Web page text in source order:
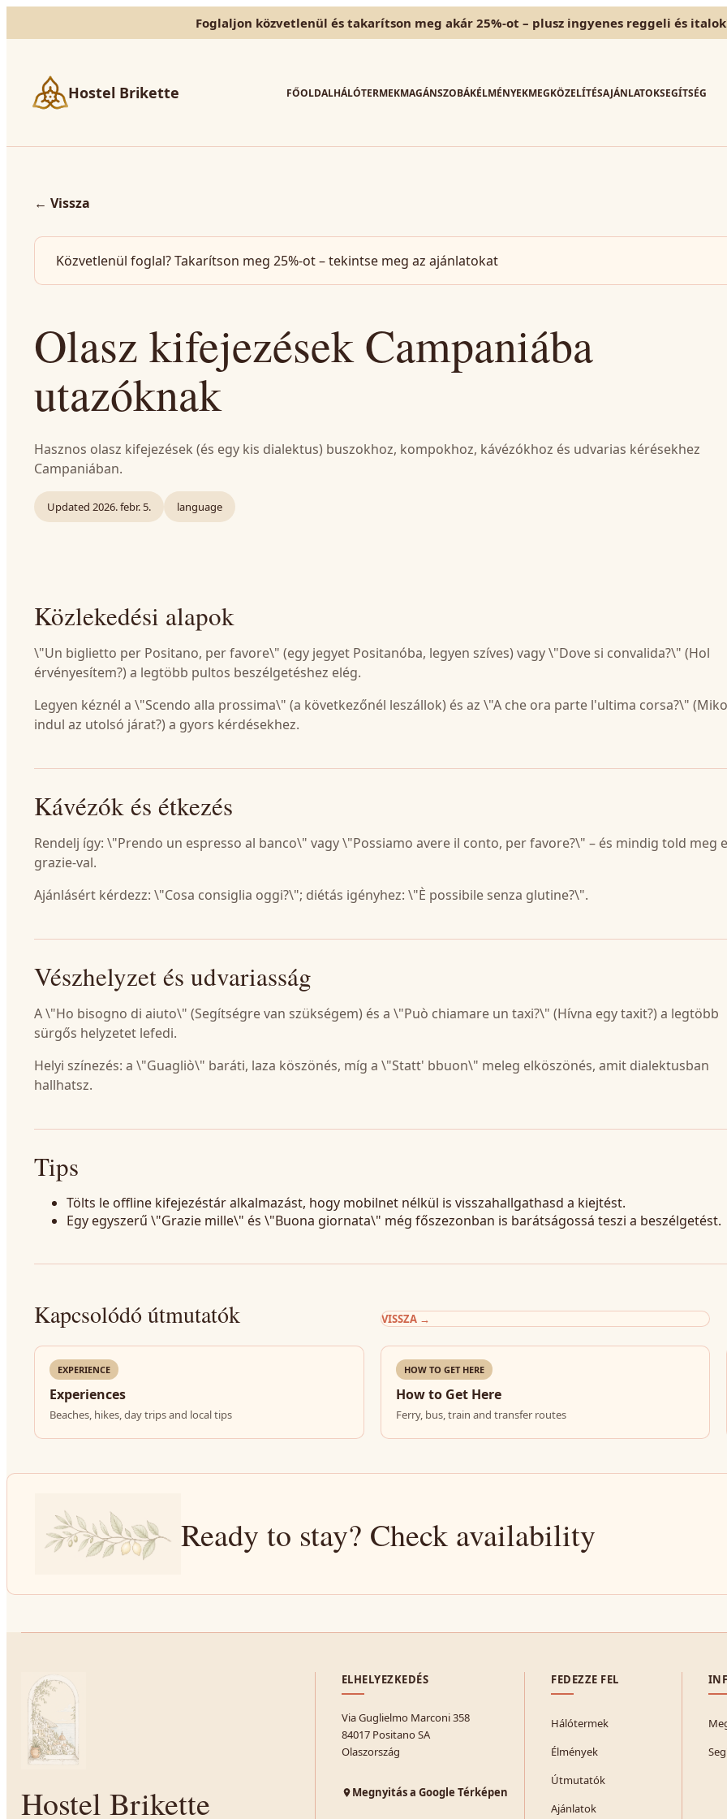
Foglaljon közvetlenül és takarítson meg akár 25%-ot – plusz ingyenes reggeli és
Hostel Brikette FŐOLDALHÁLÓTERMEKMAGÁNSZOBÁKÉLMÉNYEKMEGKÖZELÍTÉSAJÁNLATOKSEGÍTSÉG
← Vissza
Közvetlenül foglal? Takarítson meg 25%-ot – tekintse meg az ajánlatokat
Olasz kifejezések Campaniába
utazóknak
Hasznos olasz kifejezések (és egy kis dialektus) buszokhoz, kompokhoz, kávézókhoz és udvarias kérésekhez
Campaniában.
Updated 2026. febr. 5. language
Közlekedési alapok
\"Un biglietto per Positano, per favore\" (egy jegyet Positanóba, legyen szíves) vagy \"Dove si convalida?\" (Hol
érvényesítem?) a legtöbb pultos beszélgetéshez elég.
Legyen kéznél a \"Scendo alla prossima\" (a következőnél leszállok) és az \"A che ora parte l'ultima corsa?\"
indul az utolsó járat?) a gyors kérdésekhez.
Kávézók és étkezés
Rendelj így: \"Prendo un espresso al banco\" vagy \"Possiamo avere il conto, per favore?\" – és mindig told meg
grazie-val.
Ajánlásért kérdezz: \"Cosa consiglia oggi?\"; diétás igényhez: \"È possibile senza glutine?\".
Vészhelyzet és udvariasság
A \"Ho bisogno di aiuto\" (Segítségre van szükségem) és a \"Può chiamare un taxi?\" (Hívna egy taxit?) a legtöbb
sürgős helyzetet lefedi.
Helyi színezés: a \"Guagliò\" baráti, laza köszönés, míg a \"Statt' bbuon\" meleg elköszönés, amit dialektusban
hallhatsz.
Tips
Tölts le offline kifejezéstár alkalmazást, hogy mobilnet nélkül is visszahallgathasd a kiejtést.
Egy egyszerű \"Grazie mille\" és \"Buona giornata\" még főszezonban is barátságossá teszi a beszélgetést.
Kapcsolódó útmutatók VISSZA→
EXPERIENCE
Experiences
Beaches, hikes, day trips and local tips
HOW TO GET HERE
How to Get Here
Ferry, bus, train and transfer routes
Ready to stay? Check availability
Hostel Brikette
ELHELYEZKEDÉS
Via Guglielmo Marconi 358
84017 Positano SA
Olaszország
Megnyitás a Google Térképen
FEDEZZE FEL
Hálótermek
Élmények
Útmutatók
Ajánlatok